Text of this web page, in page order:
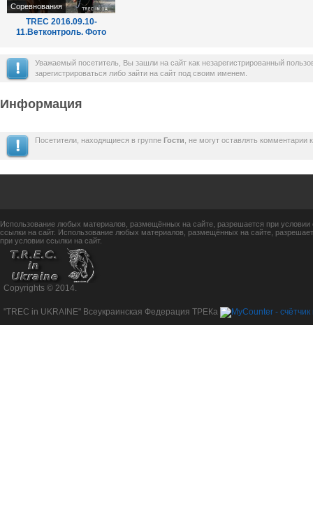
TREC 2016.09.10-
11.Ветконтроль. Фото
Соревнования
Уважаемый посетитель, Вы зашли на сайт как незарегистрированный
зарегистрироваться либо зайти на сайт под своим именем.
Информация
Посетители, находящиеся в группе Гости , не могут оставлять комментарии
Использование любых материалов, размещённых на сайте, разрешается при
ссылки на сайт. Использование любых материалов, размещённых на сайте,
при условии ссылки на сайт.
Copyrights © 2014.
"TREC in UKRAINE" Всеукраинская Федерация ТРЕКа